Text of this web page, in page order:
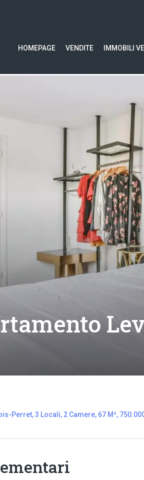
HOMEPAGE VENDITE IMMOBILI
Perret, 3 Locali, 2 Camere, 67 M²,